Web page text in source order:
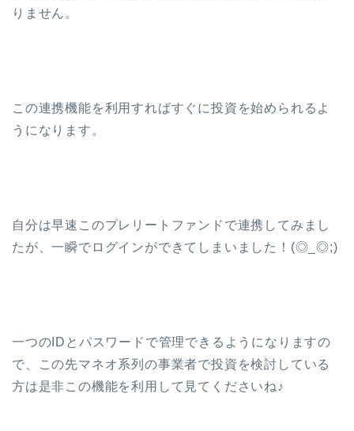
りません。
この連携機能を利用すればすぐに投資を始められるよ
うになります。
自分は早速このプレリートファンドで連携してみまし
たが、一瞬でログインができてしまいました！(◎_◎;)
一つのIDとパスワードで管理できるようになりますの
で、この先マネオ系列の事業者で投資を検討している
方は是非この機能を利用して見てくださいね♪